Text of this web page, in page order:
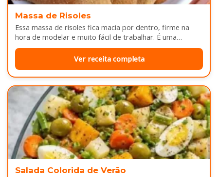
Massa de Risoles
Essa massa de risoles fica macia por dentro, firme na
hora de modelar e muito fácil de trabalhar. É uma…
Ver receita completa
Salada Colorida de Verão